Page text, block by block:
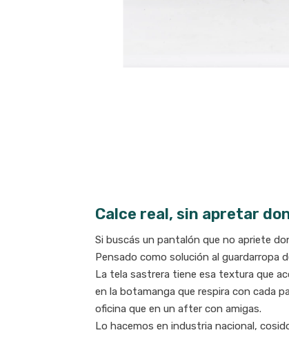
Calce real, sin apretar
Si buscás un pantalón que no apriete
Pensado como solución al guardarropa
La tela sastrera tiene esa textura que
en la botamanga que respira con cada
oficina que en un after con amigas.
Lo hacemos en industria nacional,